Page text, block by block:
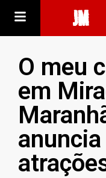
JM
O meu
em